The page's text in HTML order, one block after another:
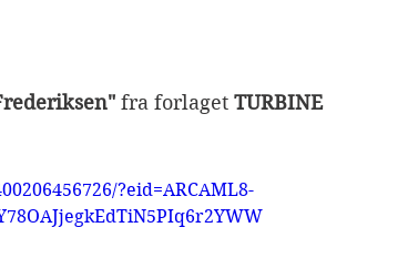
fra forlaget TURBINE
?eid=ARCAML8-